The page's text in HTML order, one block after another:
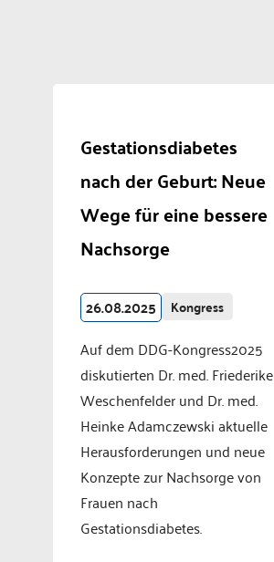
Gestationsdiabetes
nach der Geburt: Neue
Wege für eine bessere
Nachsorge
26.08.2025 Kongress
Auf dem DDG-Kongress2025
diskutierten Dr. med. Friederike
Weschenfelder und Dr. med.
Heinke Adamczewski aktuelle
Herausforderungen und neue
Konzepte zur Nachsorge von
Frauen nach
Gestationsdiabetes.